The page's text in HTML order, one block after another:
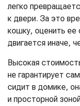
легко
к двери. За это
кошку, оценить ее
двигается иначе,
Высокая
не гарантирует
сидит в домике,
и просторной